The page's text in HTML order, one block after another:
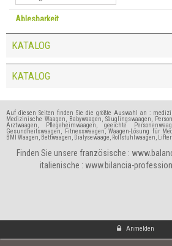
Ablesbarkeit
KATALOG
KATALOG
Auf diesen Seiten finden Sie die größte Auswahl an :
Medizinische Waagen, Babywaagen, Säuglingswaagen,
Arztwaagen, Pflegeheimwaagen, geeichte
Gesundheitswaagen, Fitnesswaagen, Waagen-Lösung für
BMI Waagen, Bettwaagen, Dialysewaage, Rollstuhlwaagen,
Finden Sie unsere französische :
italienische : www.bilancia-
Anmelden